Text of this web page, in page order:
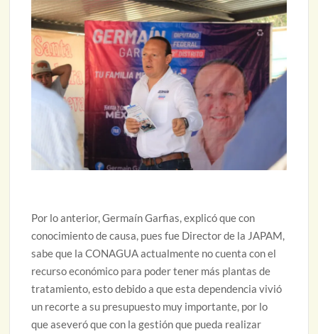
Por lo anterior, Germaín Garfias, explicó que con
conocimiento de causa, pues fue Director de la JAPAM,
sabe que la CONAGUA actualmente no cuenta con el
recurso económico para poder tener más plantas de
tratamiento, esto debido a que esta dependencia vivió
un recorte a su presupuesto muy importante, por lo
que aseveró que con la gestión que pueda realizar